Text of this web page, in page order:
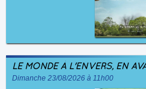
LE MONDE À L'ENVERS, EN
Dimanche 23/08/2026 à 11h00